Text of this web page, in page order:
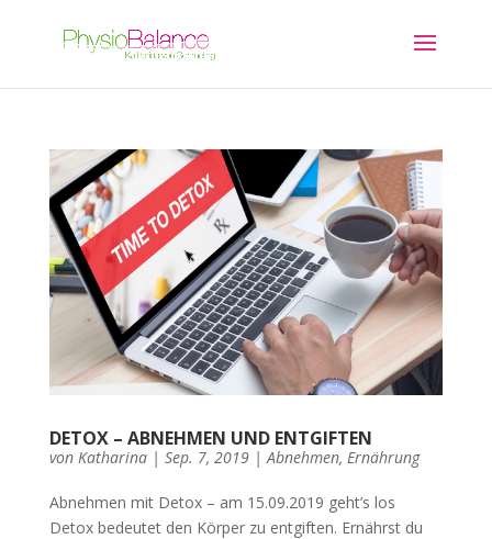
DETOX – ABNEHMEN UND ENTGIFTEN
von Katharina| Sep. 7, 2019|Abnehmen, Ernährung
Abnehmen mit Detox – am 15.09.2019 geht’s los
Detox bedeutet den Körper zu entgiften. Ernährst du